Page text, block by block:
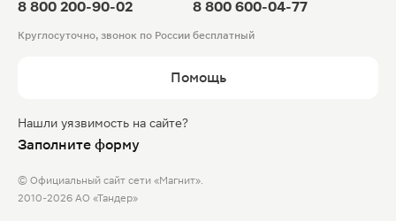
8 800 200-90-02 8 800 600-04-77
Круглосуточно, звонок по России бесплатный
Помощь
Нашли уязвимость на сайте?
Заполните форму
© Официальный сайт сети «Магнит».
2010-2026 АО «Тандер»